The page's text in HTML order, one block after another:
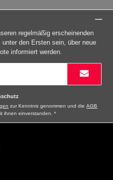
regelmäßig erscheinenden
den Ersten sein, über neue
informiert werden.
zur Kenntnis genommen und dieAGB
ihnen einverstanden.*